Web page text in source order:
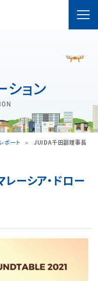
ション
ポート
JUIDA千田副理事長
ーシア・ドロー